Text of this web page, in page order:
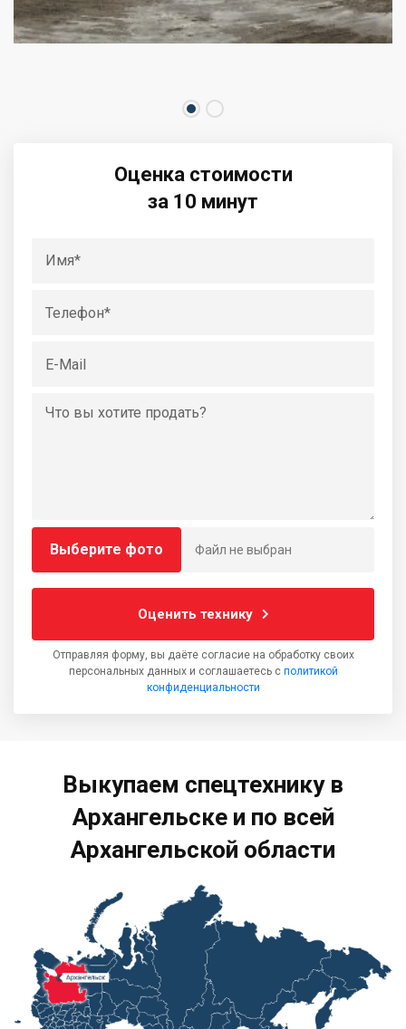
Оценка стоимости
за 10 минут
Выберите фото Файл не выбран
Оценить технику
Отправляя форму, вы даёте согласие на обработку своих
персональных данных и соглашаетесь с политикой
конфиденциальности
Выкупаем спецтехнику в
Архангельске и по всей
Архангельской области